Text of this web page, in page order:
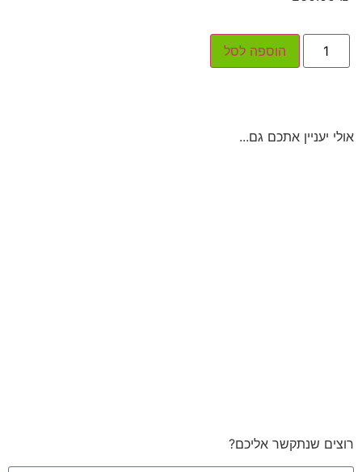
הוספה לסל
אולי יעניין אתכם גם...
רוצים שנתקשר אליכם?